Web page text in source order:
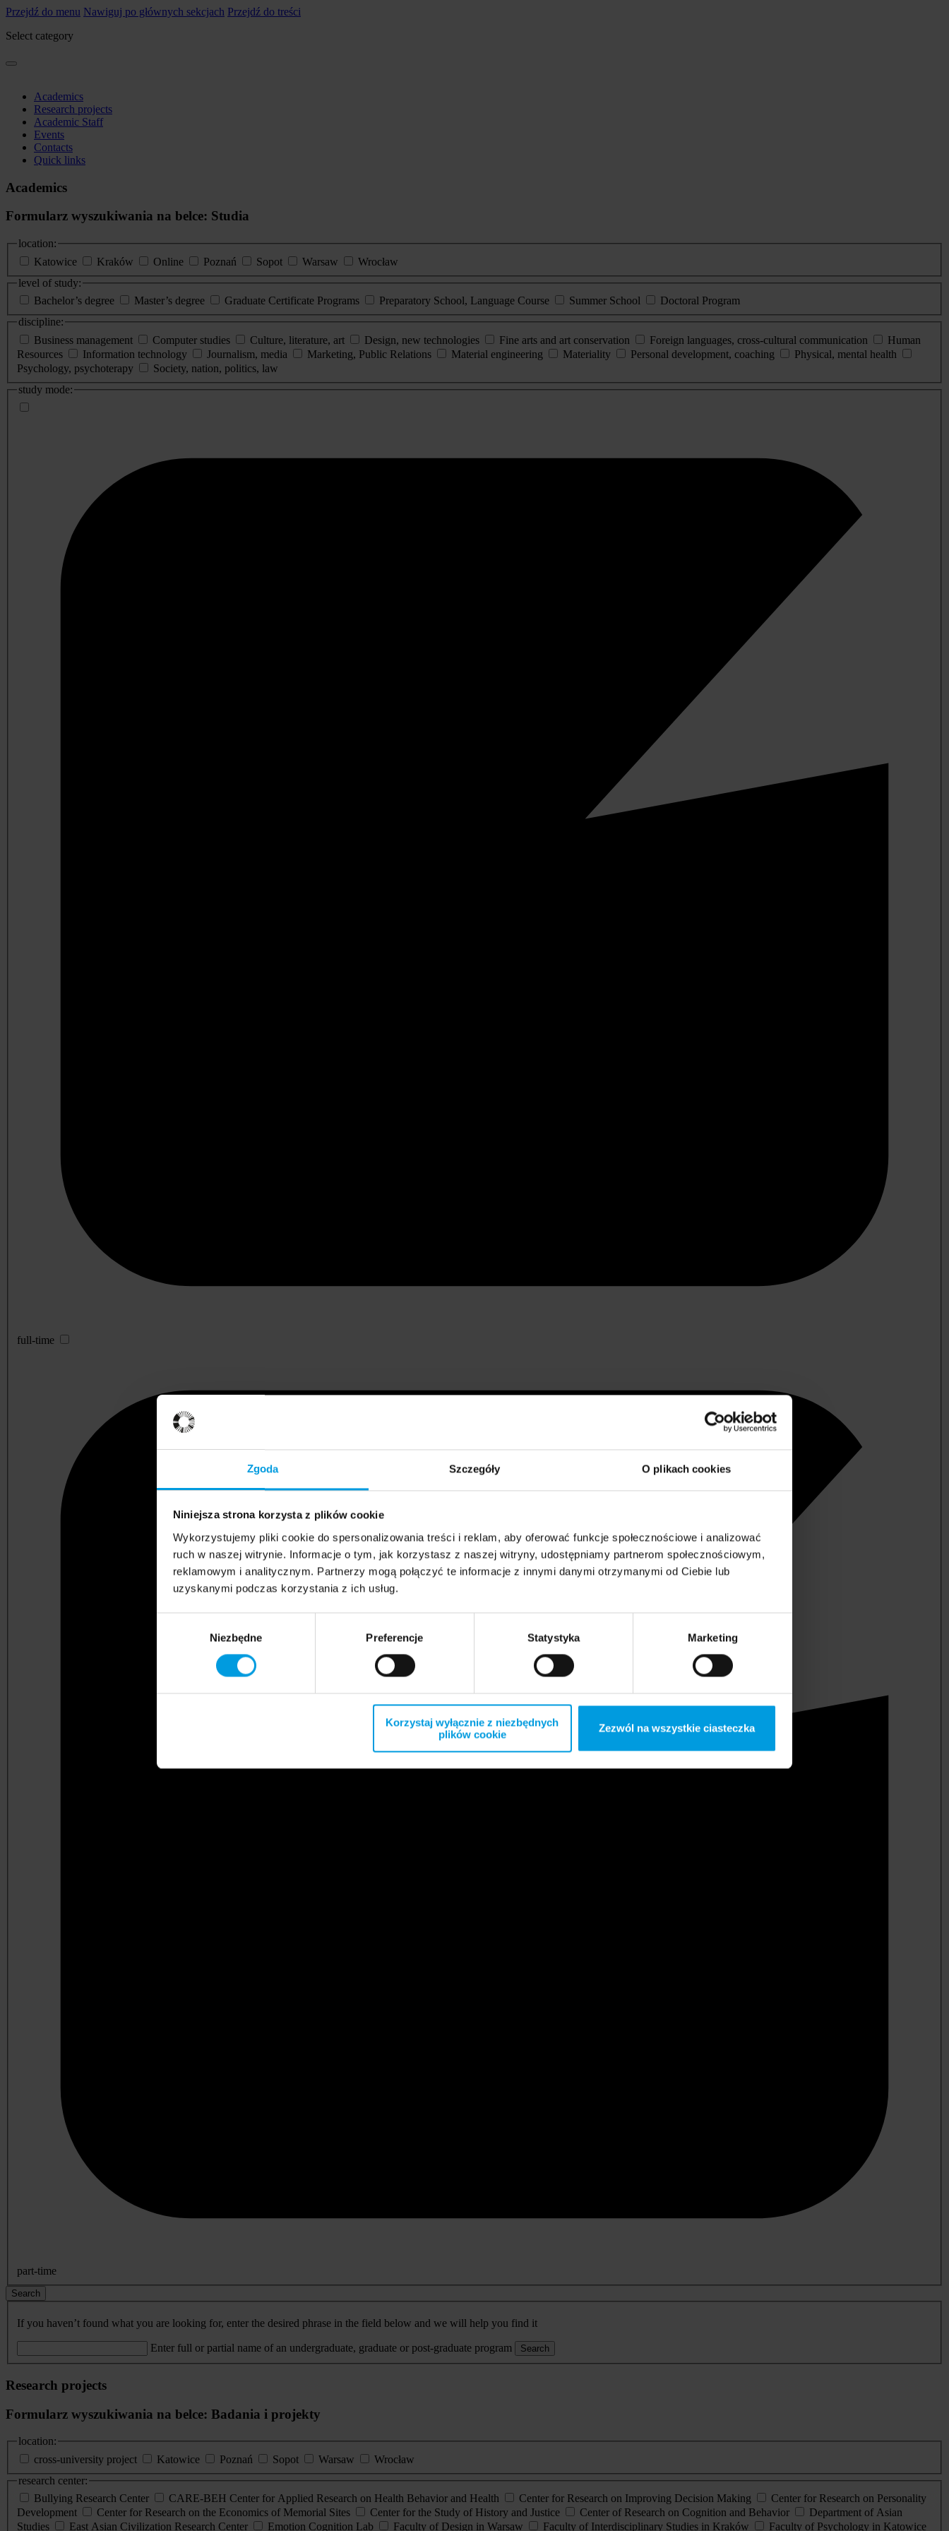
Zgoda Szczegóły O plikach cookies
Niniejsza strona korzysta z plików cookie
Wykorzystujemy pliki cookie do spersonalizowania treści i reklam, aby oferować funkcje społecznościowe i analizować
ruch w naszej witrynie. Informacje o tym, jak korzystasz z naszej witryny, udostępniamy partnerom społecznościowym,
reklamowym i analitycznym. Partnerzy mogą połączyć te informacje z innymi danymi otrzymanymi od Ciebie lub
uzyskanymi podczas korzystania z ich usług.
Niezbędne Preferencje Statystyka Marketing
Korzystaj wyłącznie z niezbędnych
plików cookie
Zezwól na wszystkie ciasteczka
Przejdź do menu Nawiguj po głównych sekcjach Przejdź do treści
Select category
Academics
Research projects
Academic Staff
Events
Contacts
Quick links
Academics
Formularz wyszukiwania na belce: Studia
location:
Katowice
Kraków Online Poznań Sopot Warsaw
Wrocław
level of study:
Bachelor’s degree
Master’s degree Graduate Certificate Programs Preparatory School, Language Course Summer School
Doctoral Program
discipline:
Business management
Computer studies Culture, literature, art Design, new technologies Fine arts and art conservation Foreign languages, cross-cultural communication
Human
Resources
Information technology Journalism, media Marketing, Public Relations Material engineering Materiality Personal development, coaching
Physical, mental health
Psychology, psychoterapy
Society, nation, politics, law
study mode:
full-time
part-time
Search
If you haven’t found what you are looking for, enter the desired phrase in the field below and we will help you find it
Enter full or partial name of an undergraduate, graduate or post-graduate program Search
Research projects
Formularz wyszukiwania na belce: Badania i projekty
location:
cross-university project
Katowice Poznań Sopot Warsaw
Wrocław
research center:
Bullying Research Center
CARE-BEH Center for Applied Research on Health Behavior and Health Center for Research on Improving Decision Making
Center for Research on Personality
Development
Center for Research on the Economics of Memorial Sites Center for the Study of History and Justice Center of Research on Cognition and Behavior
Department of Asian
Studies
East Asian Civilization Research Center Emotion Cognition Lab Faculty of Design in Warsaw Faculty of Interdisciplinary Studies in Kraków Faculty of Psychology in Katowice